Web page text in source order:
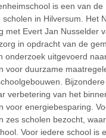
is een van de
scholen in Hilversum. Het
met Evert Jan Nusselder
in opdracht van de
onderzoek uitgevoerd
voor duurzame
verbetering van het
voor energiebesparing.
zes scholen bezocht,
Voor iedere school is